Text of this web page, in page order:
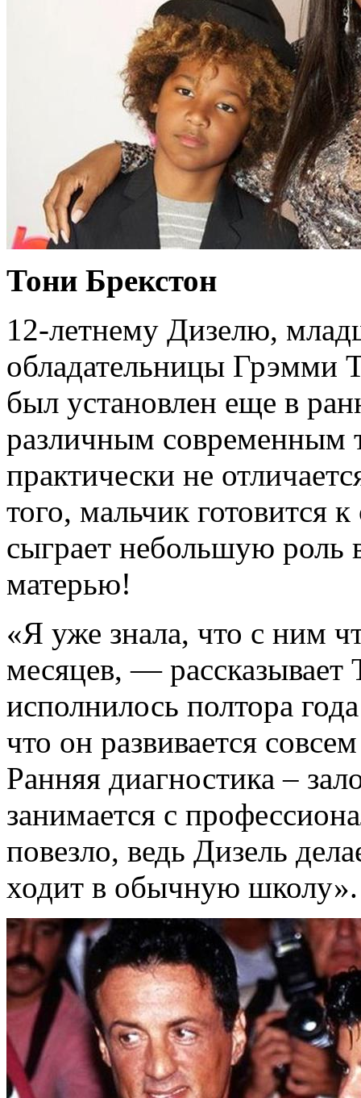
Тони Брекстон
12-летнему Дизелю,
обладательницы Грэмми
был установлен еще в
различным современным
практически не
того, мальчик готовится
сыграет небольшую роль
матерью!
«Я уже знала, что с ним
месяцев, —
исполнилось полтора
что он развивается
Ранняя диагностика –
занимается с
повезло, ведь Дизель
ходит в обычную школу».